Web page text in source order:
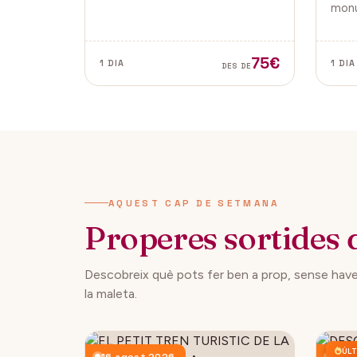
del Nadal.
1 DIA DES DE75€ 1 DIA
AQUEST CAP DE SETMANA
Properes sortides
Descobreix què pots fer ben a prop, sense
la maleta.